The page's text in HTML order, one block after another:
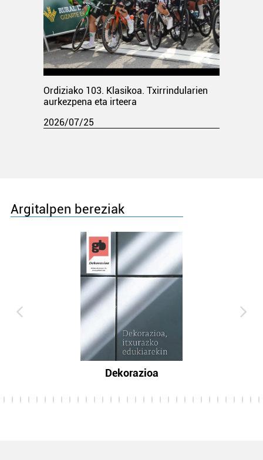
Ordiziako 103. Klasikoa. Txirrindularien
aurkezpena eta irteera
2026/07/25
Argitalpen bereziak
Dekorazioa